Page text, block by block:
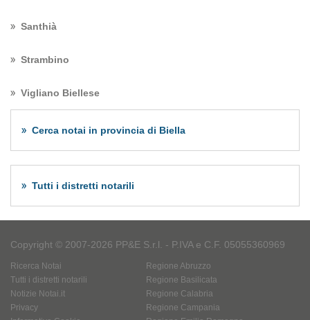
Santhià
Strambino
Vigliano Biellese
Cerca notai in provincia di Biella
Tutti i distretti notarili
Copyright © 2007-2026 PP&E S.r.l. - P.IVA e C.F. 05055360969
Ricerca Notai
Tutti i distretti notarili
Notizie Notai.it
Privacy
Regione Abruzzo
Regione Basilicata
Regione Calabria
Regione Campania